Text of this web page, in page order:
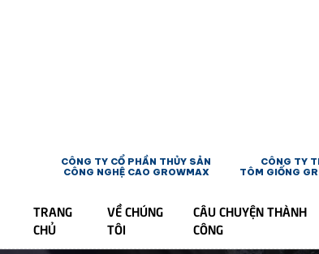
CÔNG TY CỔ PHẦN THỦY SẢN
CÔNG NGHỆ CAO GROWMAX
CÔNG TY
TÔM GIỐNG
TRANG
CHỦ
VỀ CHÚNG
TÔI
CÂU CHUYỆN THÀNH
CÔNG